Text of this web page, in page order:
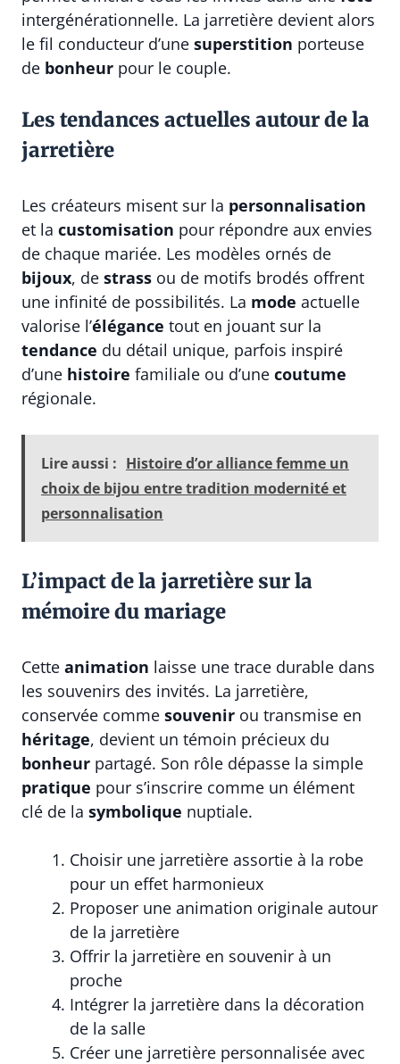
intergénérationnelle. La jarretière devient alors
le fil conducteur d’une superstition porteuse
de bonheur pour le couple.
Les tendances actuelles autour de la
jarretière
Les créateurs misent sur la personnalisation
et la customisation pour répondre aux envies
de chaque mariée. Les modèles ornés de
bijoux, de strass ou de motifs brodés offrent
une infinité de possibilités. La mode actuelle
valorise l’élégance tout en jouant sur la
tendance du détail unique, parfois inspiré
d’une histoire familiale ou d’une coutume
régionale.
Lire aussi : Histoire d’or alliance femme un
choix de bijou entre tradition modernité et
personnalisation
L’impact de la jarretière sur la
mémoire du mariage
Cette animation laisse une trace durable dans
les souvenirs des invités. La jarretière,
conservée comme souvenir ou transmise en
héritage, devient un témoin précieux du
bonheur partagé. Son rôle dépasse la simple
pratique pour s’inscrire comme un élément
clé de la symbolique nuptiale.
Choisir une jarretière assortie à la robe
pour un effet harmonieux
Proposer une animation originale autour
de la jarretière
Offrir la jarretière en souvenir à un
proche
Intégrer la jarretière dans la décoration
de la salle
Créer une jarretière personnalisée avec